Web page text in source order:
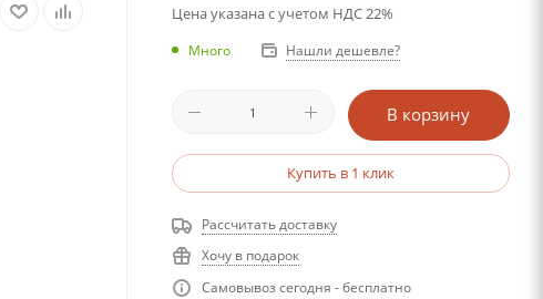
Цена указана с учетом НДС 22%
Много Нашли дешевле?
В корзину
Купить в 1 клик
Рассчитать доставку
Хочу в подарок
Самовывоз сегодня - бесплатно